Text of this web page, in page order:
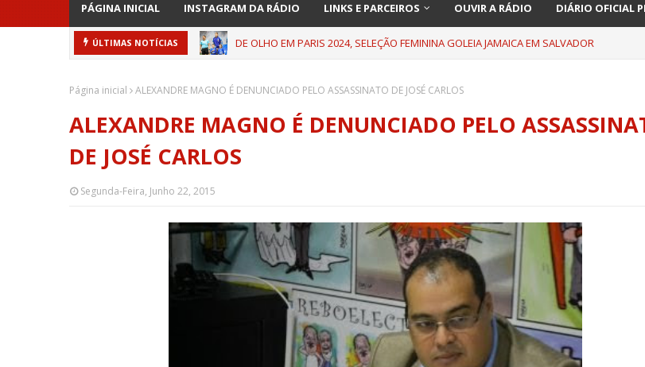
PÁGINA INICIAL INSTAGRAM DA RÁDIO LINKS E PARCEIROS OUVIR A RÁDIO DIÁRIO OFICIAL
ÚLTIMAS NOTÍCIAS DE OLHO EM PARIS 2024, SELEÇÃO FEMININA GOLEIA JAMAICA EM SALVADOR
Página inicial ALEXANDRE MAGNO É DENUNCIADO PELO ASSASSINATO DE JOSÉ CARLOS
ALEXANDRE MAGNO É DENUNCIADO PELO
DE JOSÉ CARLOS
Segunda-Feira, Junho 22, 2015